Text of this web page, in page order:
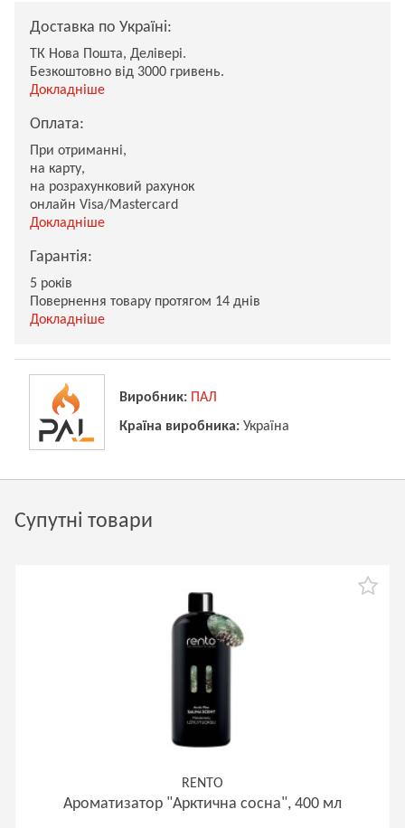
Доставка по Україні:
ТК Нова Пошта, Делівері.
Безкоштовно від 3000 гривень.
Докладніше
Оплата:
При отриманні,
на карту,
на розрахунковий рахунок
онлайн Visa/Mastercard
Докладніше
Гарантія:
5 років
Повернення товару протягом 14 днів
Докладніше
Виробник: ПАЛ
Країна виробника: Україна
Супутні товари
RENTO
Ароматизатор "Арктична сосна", 400 мл